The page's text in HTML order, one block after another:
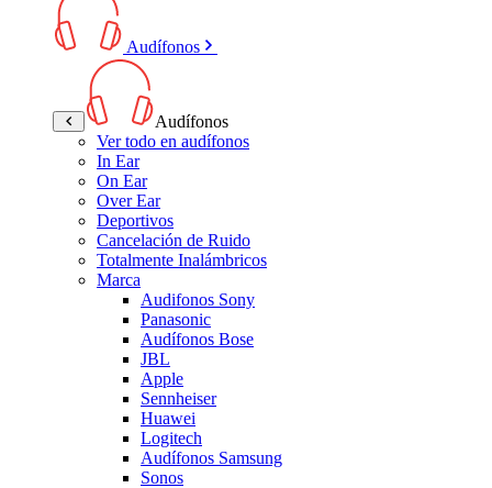
Audífonos
Audífonos
Ver todo en audífonos
In Ear
On Ear
Over Ear
Deportivos
Cancelación de Ruido
Totalmente Inalámbricos
Marca
Audifonos Sony
Panasonic
Audífonos Bose
JBL
Apple
Sennheiser
Huawei
Logitech
Audífonos Samsung
Sonos